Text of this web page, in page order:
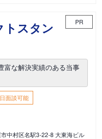
トスタン
PR
富な解決実績のある当事
面談可能
中村区名駅3-22-8 大東海ビル